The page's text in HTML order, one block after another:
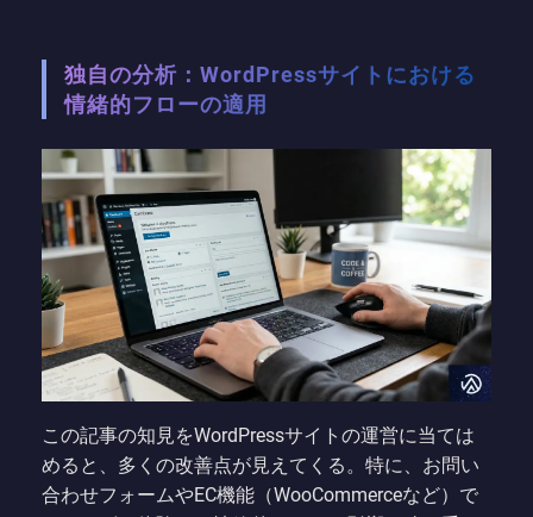
独自の分析：WordPressサイトにおける
情緒的フローの適用
この記事の知見をWordPressサイトの運営に当ては
めると、多くの改善点が見えてくる。特に、お問い
合わせフォームやEC機能（WooCommerceなど）で